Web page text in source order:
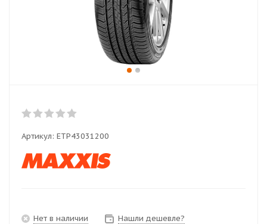
Артикул: ETP43031200
Нет в наличии Нашли дешевле?